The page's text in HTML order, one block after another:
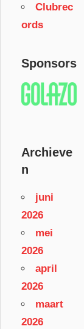
Clubrec
ords
Sponsors
Archieve
n
juni
2026
mei
2026
april
2026
maart
2026